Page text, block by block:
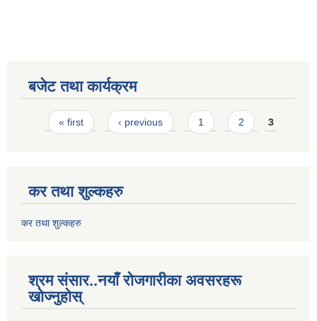
बजेट तथा कार्यक्रम
Pages
« first ‹ previous 1 2 3
कर तथा शुल्कहरु
कर तथा शुल्कहरु
श्रम संसार..नयाँ रोजगारीका अवसरहरू
खोज्नुहोस्